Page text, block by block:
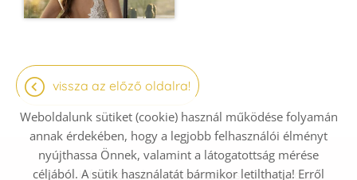
vissza az előző oldalra!
Oldal információk Adatkezelési tájékoztató
Weboldalunk sütiket (cookie) használ működése folyamán
annak érdekében, hogy a legjobb felhasználói élményt
nyújthassa Önnek, valamint a látogatottság mérése
céljából. A sütik használatát bármikor letilthatja! Erről